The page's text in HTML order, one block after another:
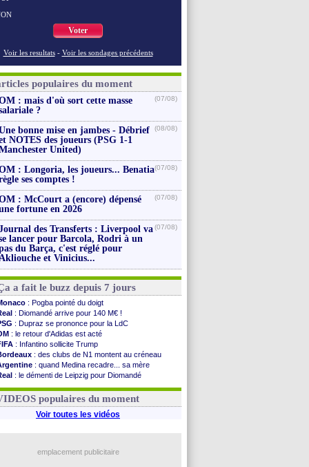
Voter
Voir les resultats - Voir les sondages précédents
populaires du moment
: mais d'où sort cette masse
?
(07/08)
bonne mise en jambes - Débrief
NOTES des joueurs (PSG 1-1
United)
(08/08)
: Longoria, les joueurs... Benatia
ses comptes !
(07/08)
: McCourt a (encore) dépensé
fortune en 2026
(07/08)
des Transferts : Liverpool va
lancer pour Barcola, Rodri à un
du Barça, c'est réglé pour
et Vinicius...
(07/08)
a fait le buzz depuis 7 jours
: Pogba pointé du doigt
: Diomandé arrive pour 140 M€ !
: Dupraz se prononce pour la LdC
: le retour d'Adidas est acté
: Infantino sollicite Trump
: des clubs de N1 montent au créneau
: quand Medina recadre... sa mère
: le démenti de Leipzig pour Diomandé
: Paixão attire un 2e club anglais
populaires du moment
Voir toutes les vidéos
emplacement publicitaire